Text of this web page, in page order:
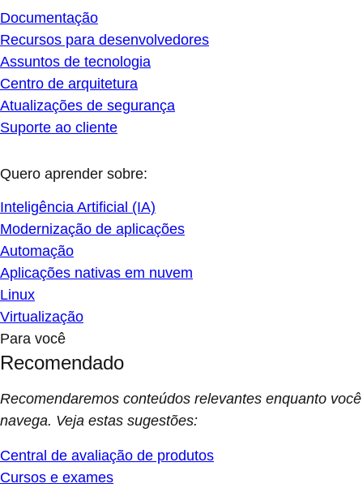
Documentação
Recursos para desenvolvedores
Assuntos de tecnologia
Centro de arquitetura
Atualizações de segurança
Suporte ao cliente
Quero aprender sobre:
Inteligência Artificial (IA)
Modernização de aplicações
Automação
Aplicações nativas em nuvem
Linux
Virtualização
Para você
Recomendado
Recomendaremos conteúdos relevantes enquanto você
navega. Veja estas sugestões:
Central de avaliação de produtos
Cursos e exames